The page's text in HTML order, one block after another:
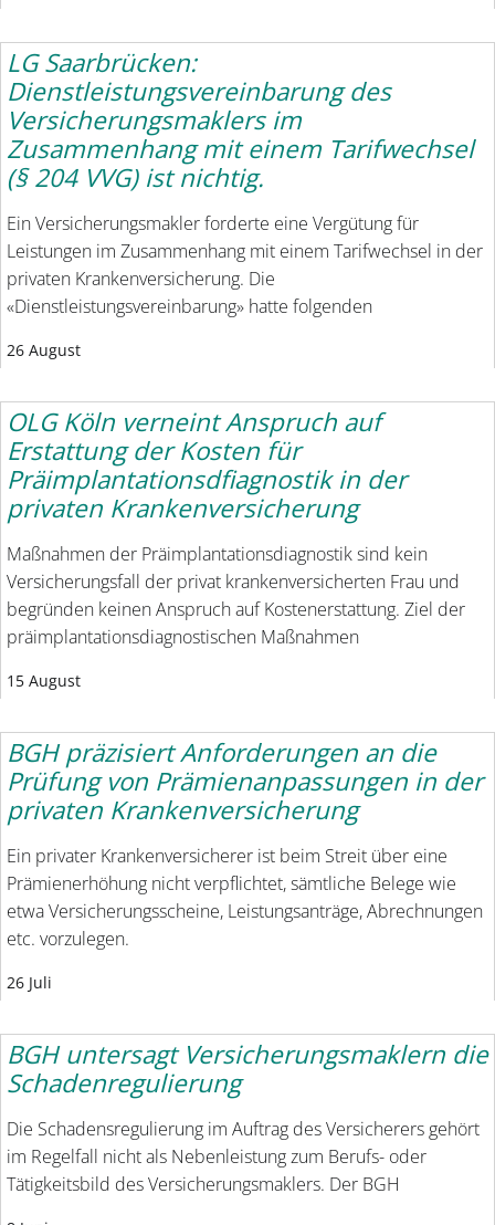
LG Saarbrücken:
Dienstleistungsvereinbarung des
Versicherungsmaklers im
Zusammenhang mit einem Tarifwechsel
(§ 204 VVG) ist nichtig.
Ein Versicherungsmakler forderte eine Vergütung für
Leistungen im Zusammenhang mit einem Tarifwechsel in der
privaten Krankenversicherung. Die
«Dienstleistungsvereinbarung» hatte folgenden
26 August
OLG Köln verneint Anspruch auf
Erstattung der Kosten für
Präimplantationsdfiagnostik in der
privaten Krankenversicherung
Maßnahmen der Präimplantationsdiagnostik sind kein
Versicherungsfall der privat krankenversicherten Frau und
begründen keinen Anspruch auf Kostenerstattung. Ziel der
präimplantationsdiagnostischen Maßnahmen
15 August
BGH präzisiert Anforderungen an die
Prüfung von Prämienanpassungen in der
privaten Krankenversicherung
Ein privater Krankenversicherer ist beim Streit über eine
Prämienerhöhung nicht verpflichtet, sämtliche Belege wie
etwa Versicherungsscheine, Leistungsanträge, Abrechnungen
etc. vorzulegen.
26 Juli
BGH untersagt Versicherungsmaklern die
Schadenregulierung
Die Schadensregulierung im Auftrag des Versicherers gehört
im Regelfall nicht als Nebenleistung zum Berufs- oder
Tätigkeitsbild des Versicherungsmaklers. Der BGH